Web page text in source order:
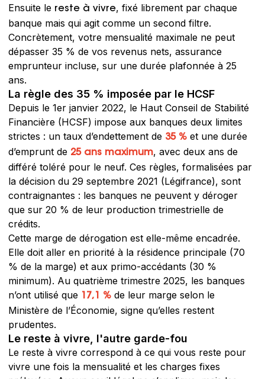
Ensuite le reste à vivre, fixé librement par chaque
banque mais qui agit comme un second filtre.
Concrètement, votre mensualité maximale ne peut
dépasser 35 % de vos revenus nets, assurance
emprunteur incluse, sur une durée plafonnée à 25
ans.
La règle des 35 % imposée par le HCSF
Depuis le 1er janvier 2022, le Haut Conseil de Stabilité
Financière (HCSF) impose aux banques deux limites
strictes : un taux d’endettement de 35 % et une durée
d’emprunt de 25 ans maximum, avec deux ans de
différé toléré pour le neuf. Ces règles, formalisées par
la décision du 29 septembre 2021 (Légifrance), sont
contraignantes : les banques ne peuvent y déroger
que sur 20 % de leur production trimestrielle de
crédits.
Cette marge de dérogation est elle-même encadrée.
Elle doit aller en priorité à la résidence principale (70
% de la marge) et aux primo-accédants (30 %
minimum). Au quatrième trimestre 2025, les banques
n’ont utilisé que 17,1 % de leur marge selon le
Ministère de l’Économie, signe qu’elles restent
prudentes.
Le reste à vivre, l'autre garde-fou
Le reste à vivre correspond à ce qui vous reste pour
vivre une fois la mensualité et les charges fixes